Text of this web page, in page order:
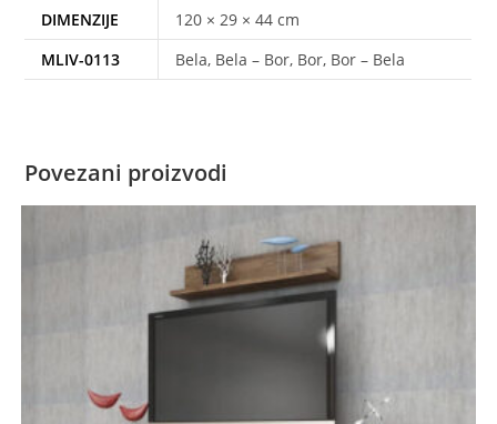
DIMENZIJE
120 × 29 × 44 cm
MLIV-0113
Bela, Bela – Bor, Bor, Bor – Bela
Povezani proizvodi